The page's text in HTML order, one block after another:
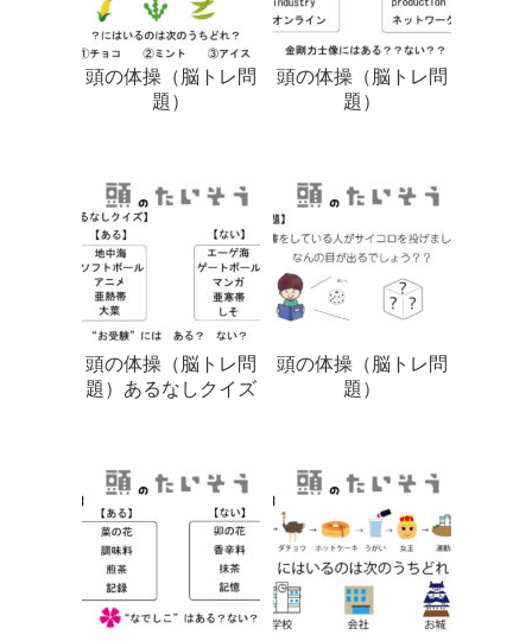
頭の体操（脳トレ問
題）
頭の体操（脳トレ問
題）
頭の体操（脳トレ問
題）あるなしクイズ
頭の体操（脳トレ問
題）